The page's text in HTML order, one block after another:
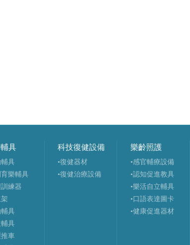
具
輔具
育樂輔具
訓練器
架
輔具
輔具
推車
科技復健設備
•復健器材
•復健治療設備
樂齡照護
•感官輔療設備
•認知促進教具
•樂活自立輔具
•口語表達圖卡
•健康促進器材